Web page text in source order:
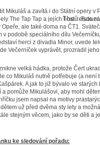
Mikuláš a zavítá i do Státní opery v
The Tap Tap a jejích hostů. Tuto
ale také doma na ČT1.
v podobě speciálního dílu
herci z divadla Minor, uvede
Večerníček vyprávět, prozradil
velká hádka, protože Čert
co Mikuláš nutně potřebuje (a není
A jak to již bývalo ve starých
pomůže Mikulášovi, aby mohl
jsem napsal na motivy
už před dvěma sty lety a
stejným věcem, jako by se děti a
ke sledování pořadu:
The